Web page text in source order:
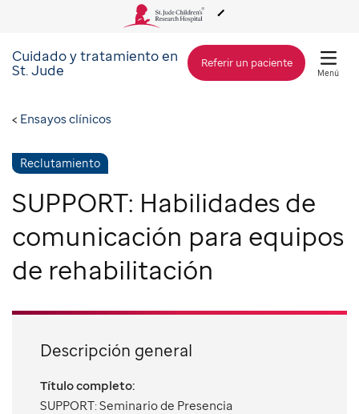
Acerca de St. Jude
Cuidado y tratamiento
Investigación
Alcance Global
Cómo involucrarse
Cómo donar
Cuidado y tratamiento en
St. Jude Referir un paciente
Menú
Ensayos clínicos
Reclutamiento
SUPPORT: Habilidades de
comunicación para equipos
de rehabilitación
Descripción general
Título completo:
SUPPORT: Seminario de Presencia